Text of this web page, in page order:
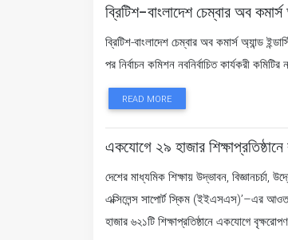
ব্রিটিশ-বাংলাদেশ চেম্বার অব
ব্রিটিশ-বাংলাদেশ চেম্বার অব কমার্স অ্যান্ড
পর নির্বাচন কমিশন নবনির্বাচিত কার্যকরী
READ MORE
একযোগে ২৯ হাজার
দেশের মাধ্যমিক শিক্ষায় উদ্ভাবন,
এক্সিলেন্স সাপোর্ট স্কিম (ইইএসএস)’–এর
হাজার ৬২১টি শিক্ষাপ্রতিষ্ঠানে একযোগে